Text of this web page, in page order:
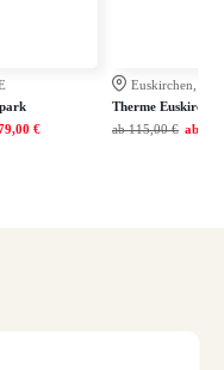
€
Euskirchen, DE
Therme Euskirchen
ab 115,00 € ab